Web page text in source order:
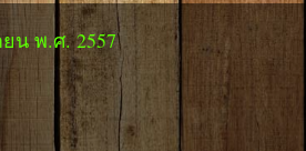
น พ.ศ. 2557